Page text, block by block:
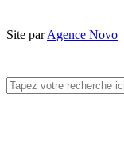
Site parAgence Novo